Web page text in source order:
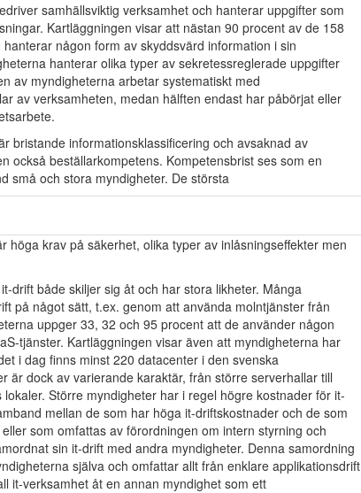
samhällsviktig verksamhet och hanterar uppgifter som
Kartläggningen visar att nästan 90 procent av de 158
någon form av skyddsvärd information i sin
hanterar olika typer av sekretessreglerade uppgifter
av myndigheterna arbetar systematiskt med
av verksamheten, medan hälften endast har påbörjat eller
bristande informationsklassificering och avsaknad av
också beställarkompetens. Kompetensbrist ses som en
små och stora myndigheter. De största
höga krav på säkerhet, olika typer av inlåsningseffekter men
drift både skiljer sig åt och har stora likheter. Många
på något sätt, t.ex. genom att använda molntjänster från
uppger 33, 32 och 95 procent att de använder någon
tjänster. Kartläggningen visar även att myndigheterna har
i dag finns minst 220 datacenter i den svenska
är dock av varierande karaktär, från större serverhallar till
Större myndigheter har i regel högre kostnader för it-
mellan de som har höga it-driftskostnader och de som
som omfattas av förordningen om intern styrning och
sin it-drift med andra myndigheter. Denna samordning
själva och omfattar allt från enklare applikationsdrift
it-verksamhet åt en annan myndighet som ett